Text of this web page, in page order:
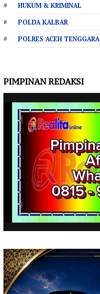
HUKUM & KRIMINAL
POLDA KALBAR
POLRES ACEH TENGGARA
PIMPINAN REDAKSI